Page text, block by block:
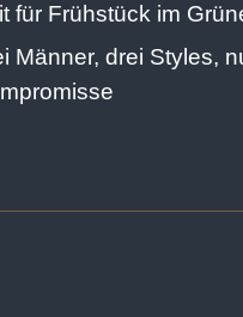
für Frühstück im
Männer, drei Styles,